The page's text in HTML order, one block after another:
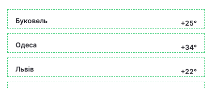
Буковель +25°
Одеса +34°
Львів +22°